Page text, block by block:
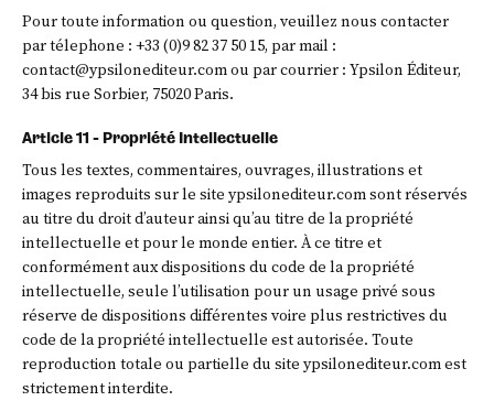
Pour toute information ou question, veuillez nous contacter
par télephone : +33 (0)9 82 37 50 15, par mail :
contact@ypsilonediteur.comou par courrier : Ypsilon Éditeur,
34 bis rue Sorbier, 75020 Paris.
Article 11 - Propriété Intellectuelle
Tous les textes, commentaires, ouvrages, illustrations et
images reproduits sur le site ypsilonediteur.com sont réservés
au titre du droit d’auteur ainsi qu’au titre de la propriété
intellectuelle et pour le monde entier. À ce titre et
conformément aux dispositions du code de la propriété
intellectuelle, seule l’utilisation pour un usage privé sous
réserve de dispositions différentes voire plus restrictives du
code de la propriété intellectuelle est autorisée. Toute
reproduction totale ou partielle du site ypsilonediteur.com est
strictement interdite.